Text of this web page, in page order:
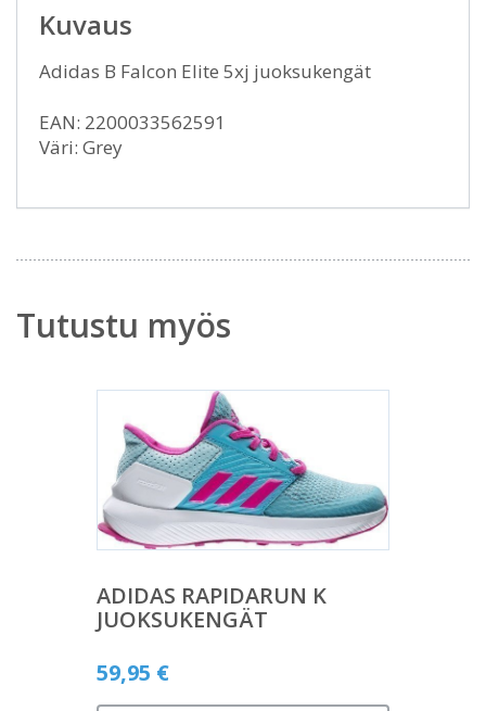
Kuvaus
Adidas B Falcon Elite 5xj juoksukengät
EAN: 2200033562591
Väri: Grey
Tutustu myös
ADIDAS RAPIDARUN K
JUOKSUKENGÄT
59,95 €